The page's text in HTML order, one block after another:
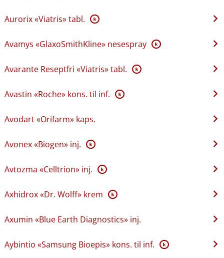
Aurorix «Viatris» tabl. K
Avamys «GlaxoSmithKline» nesespray K
Avarante Reseptfri «Viatris» tabl. K
Avastin «Roche» kons. til inf. K
Avodart «Orifarm» kaps.
Avonex «Biogen» inj. K
Avtozma «Celltrion» inj. K
Axhidrox «Dr. Wolff» krem K
Axumin «Blue Earth Diagnostics» inj.
Aybintio «Samsung Bioepis» kons. til inf. K